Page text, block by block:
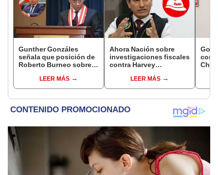
Gunther Gonzáles
señala que posición de
Roberto Burneo sobre
Aliaga no representan al
JNE
LEER MÁS
Ahora Nación sobre
investigaciones fiscales
contra Harvey
Público no puede ser
utilizado políticamente"
LEER MÁS